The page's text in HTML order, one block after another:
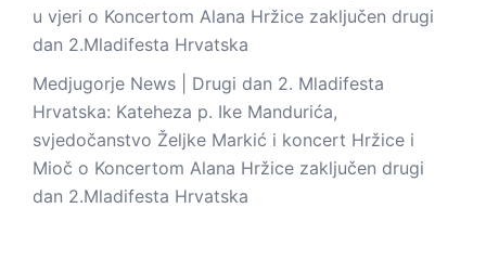
u vjeri o Koncertom Alana Hržice zaključen drugi
dan 2.Mladifesta Hrvatska
Medjugorje News | Drugi dan 2. Mladifesta
Hrvatska: Kateheza p. Ike Mandurića,
svjedočanstvo Željke Markić i koncert Hržice i
Mioč o Koncertom Alana Hržice zaključen drugi
dan 2.Mladifesta Hrvatska